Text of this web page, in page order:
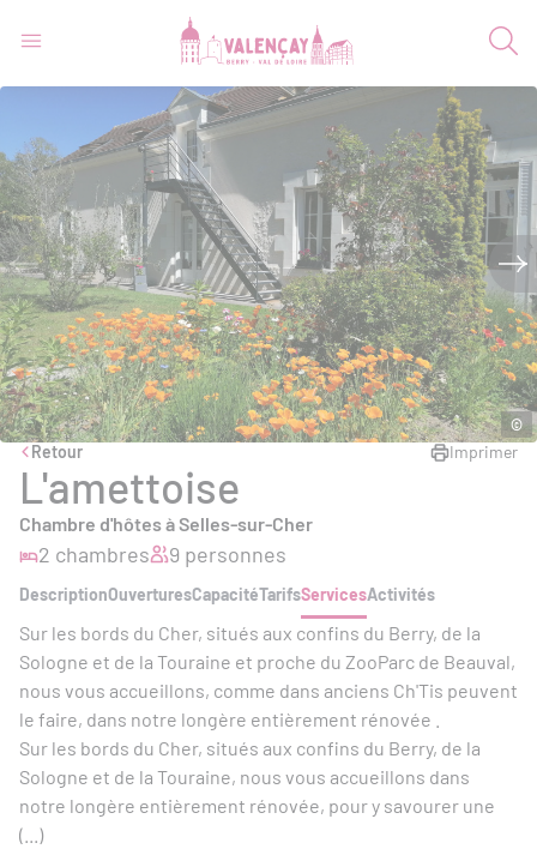
©
Retour Imprimer
L'amettoise
Chambre d'hôtes à Selles-sur-Cher
2 chambres 9 personnes
DescriptionOuvertures Activités
CapacitéTarifsServices
Sur les bords du Cher, situés aux confins du Berry, de la
Sologne et de la Touraine et proche du ZooParc de Beauval,
nous vous accueillons, comme dans anciens Ch'Tis peuvent
le faire, dans notre longère entièrement rénovée .
Sur les bords du Cher, situés aux confins du Berry, de la
Sologne et de la Touraine, nous vous accueillons dans
notre longère entièrement rénovée, pour y savourer une
(...)